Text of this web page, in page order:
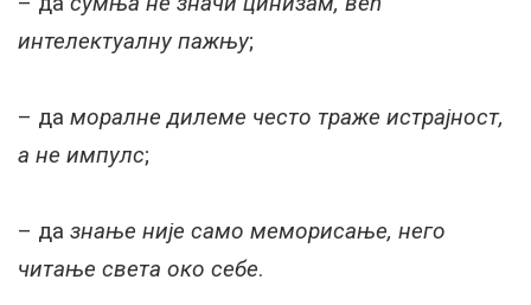
интелектуалну пажњу;
– да моралне дилеме често траже истрајност,
а не импулс;
– да знање није само меморисање, него
читање света око себе.